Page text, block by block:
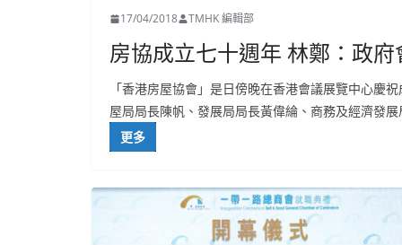
17/04/2018 TMHK 編輯部
房協成立七十週年 林鄭：政
「香港房屋協會」是日傍晚在香港會議展覽中心慶
屋局局長陳帆、發展局局長黃偉綸、商務及經濟發
更多